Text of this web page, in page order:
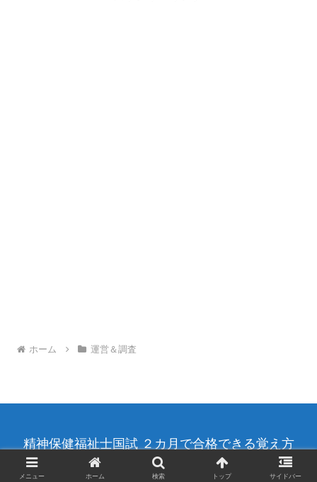
ホーム 運営＆調査
精神保健福祉士国試 ２カ月で合格できる覚え方
© 2021 カリスマ社会福祉士.
メニュー ホーム 検索 トップ サイドバー